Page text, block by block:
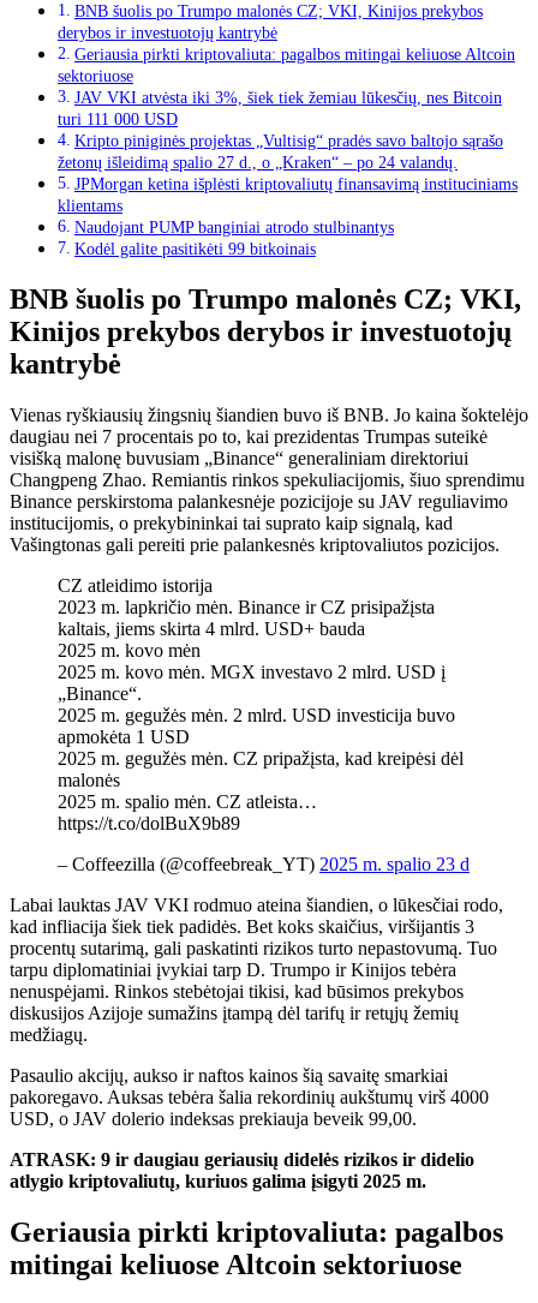
BNB šuolis po Trumpo malonės CZ; VKI, Kinijos prekybos
derybos ir investuotojų kantrybė
Geriausia pirkti kriptovaliuta: pagalbos mitingai keliuose Altcoin
sektoriuose
JAV VKI atvėsta iki 3%, šiek tiek žemiau lūkesčių, nes Bitcoin
turi 111 000 USD
Kripto piniginės projektas „Vultisig“ pradės savo baltojo sąrašo
žetonų išleidimą spalio 27 d., o „Kraken“ – po 24 valandų.
JPMorgan ketina išplėsti kriptovaliutų finansavimą instituciniams
klientams
Naudojant PUMP banginiai atrodo stulbinantys
Kodėl galite pasitikėti 99 bitkoinais
BNB šuolis po Trumpo malonės CZ; VKI,
Kinijos prekybos derybos ir investuotojų
kantrybė
Vienas ryškiausių žingsnių šiandien buvo iš BNB. Jo kaina šoktelėjo
daugiau nei 7 procentais po to, kai prezidentas Trumpas suteikė
visišką malonę buvusiam „Binance“ generaliniam direktoriui
Changpeng Zhao. Remiantis rinkos spekuliacijomis, šiuo sprendimu
Binance perskirstoma palankesnėje pozicijoje su JAV reguliavimo
institucijomis, o prekybininkai tai suprato kaip signalą, kad
Vašingtonas gali pereiti prie palankesnės kriptovaliutos pozicijos.
CZ atleidimo istorija
2023 m. lapkričio mėn. Binance ir CZ prisipažįsta
kaltais, jiems skirta 4 mlrd. USD+ bauda
2025 m. kovo mėn
2025 m. kovo mėn. MGX investavo 2 mlrd. USD į
„Binance“.
2025 m. gegužės mėn. 2 mlrd. USD investicija buvo
apmokėta 1 USD
2025 m. gegužės mėn. CZ pripažįsta, kad kreipėsi dėl
malonės
2025 m. spalio mėn. CZ atleista…
https://t.co/dolBuX9b89
– Coffeezilla (@coffeebreak_YT) 2025 m. spalio 23 d
Labai lauktas JAV VKI rodmuo ateina šiandien, o lūkesčiai rodo,
kad infliacija šiek tiek padidės. Bet koks skaičius, viršijantis 3
procentų sutarimą, gali paskatinti rizikos turto nepastovumą. Tuo
tarpu diplomatiniai įvykiai tarp D. Trumpo ir Kinijos tebėra
nenuspėjami. Rinkos stebėtojai tikisi, kad būsimos prekybos
diskusijos Azijoje sumažins įtampą dėl tarifų ir retųjų žemių
medžiagų.
Pasaulio akcijų, aukso ir naftos kainos šią savaitę smarkiai
pakoregavo. Auksas tebėra šalia rekordinių aukštumų virš 4000
USD, o JAV dolerio indeksas prekiauja beveik 99,00.
ATRASK: 9 ir daugiau geriausių didelės rizikos ir didelio
atlygio kriptovaliutų, kuriuos galima įsigyti 2025 m.
Geriausia pirkti kriptovaliuta: pagalbos
mitingai keliuose Altcoin sektoriuose